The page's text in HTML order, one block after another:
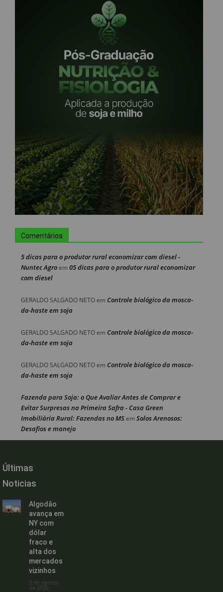
Comentários
5 dicas para o produtor rural economizar com diesel -
Nuntec Agroem 05 dicas para o produtor rural economizar
com diesel
GERALDO SALGADO NETOem Controle biológico da mosca-
da-haste em soja
GERALDO SALGADO NETOem Controle biológico da mosca-
da-haste em soja
GERALDO SALGADO NETOem Controle biológico da mosca-
da-haste em soja
Fazenda para Soja: o Que Avaliar Antes de Comprar e
Evitar Surpresas na Primeira Safra - Casa Green
Imobiliária Rural: Fazendas no MSem Solos Arenosos:
Desafios e manejo
Últimas
Noticias
Algodão
avança em
NY com
dólar
fraco e
alta dos
mercados
vizinhos
5 de agosto
de 2026